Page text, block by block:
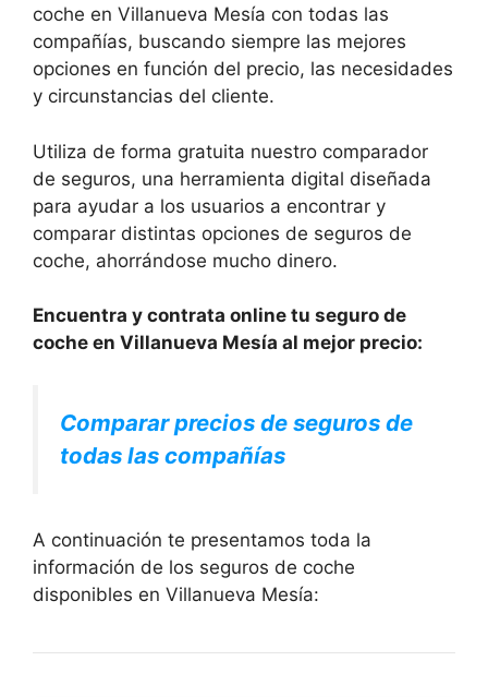
coche en Villanueva Mesía con todas las
compañías, buscando siempre las mejores
opciones en función del precio, las necesidades
y circunstancias del cliente.
Utiliza de forma gratuita nuestro comparador
de seguros, una herramienta digital diseñada
para ayudar a los usuarios a encontrar y
comparar distintas opciones de seguros de
coche, ahorrándose mucho dinero.
Encuentra y contrata online tu seguro de
coche en Villanueva Mesía al mejor precio:
Comparar precios de seguros de
todas las compañías
A continuación te presentamos toda la
información de los seguros de coche
disponibles en Villanueva Mesía: